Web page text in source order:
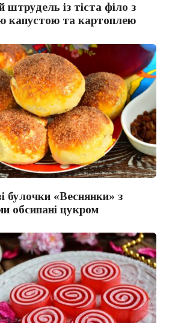
штрудель із тіста філо з
капустою та картоплею
булочки «Веснянки» з
обсипані цукром